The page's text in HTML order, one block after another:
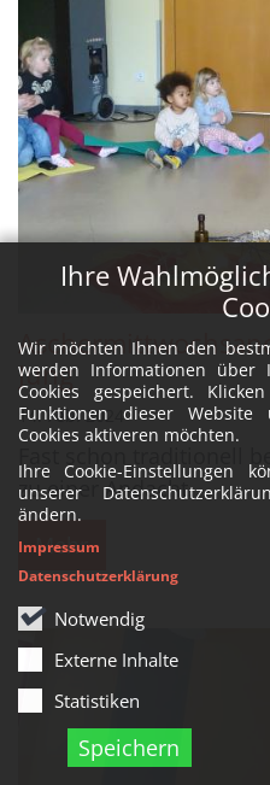
Ihre
Wir möchten Ihnen den
werden Informationen über
Cookies gespeichert.
Funktionen dieser Website
Cookies aktiveren möchten.
Ihre Cookie-Einstellungen
unserer
ändern.
Notwendig
Externe Inhalte
Statistiken
Speichern
Impressum
Datenschutzerklärung
Jung
14. Feb. 2024
zu einer Andacht.
Mehr